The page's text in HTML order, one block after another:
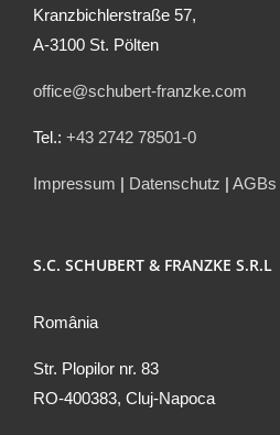
Kranzbichlerstraße 57,
A-3100 St. Pölten
office@schubert-franzke.com
Tel.: +43 2742 78501-0
Impressum | Datenschutz | AGBs
S.C. SCHUBERT & FRANZKE S.R.L
România
Str. Plopilor nr. 83
RO-400383, Cluj-Napoca